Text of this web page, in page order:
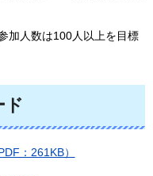
加人数は100人以上を目標
ド
：261KB）